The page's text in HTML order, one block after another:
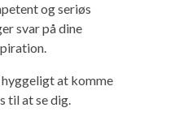
og seriøs
svar på dine
at komme
til at se dig.